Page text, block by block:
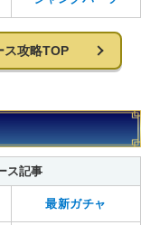
ス攻略TOP
ス記事
最新ガチャ